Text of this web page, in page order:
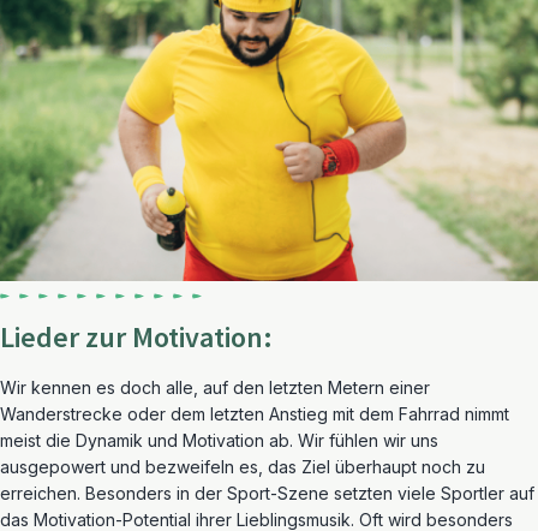
Lieder zur Motivation:
Wir kennen es doch alle, auf den letzten Metern einer
Wanderstrecke oder dem letzten Anstieg mit dem Fahrrad nimmt
meist die Dynamik und Motivation ab. Wir fühlen wir uns
ausgepowert und bezweifeln es, das Ziel überhaupt noch zu
erreichen. Besonders in der Sport-Szene setzten viele Sportler auf
das Motivation-Potential ihrer Lieblingsmusik. Oft wird besonders